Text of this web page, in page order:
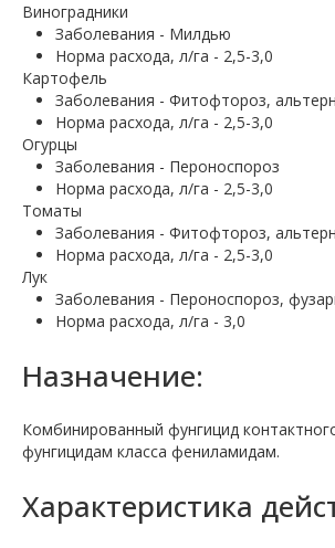
Виноградники
Заболевания - Милдью
Норма расхода, л/га - 2,5-3,0
Картофель
Заболевания - Фитофтороз,
Норма расхода, л/га - 2,5-3,0
Огурцы
Заболевания - Пероноспороз
Норма расхода, л/га - 2,5-3,0
Томаты
Заболевания - Фитофтороз,
Норма расхода, л/га - 2,5-3,0
Лук
Заболевания - Пероноспороз,
Норма расхода, л/га - 3,0
Назначение:
Комбинированный фунгицид
фунгицидам класса фениламидам.
Характеристика